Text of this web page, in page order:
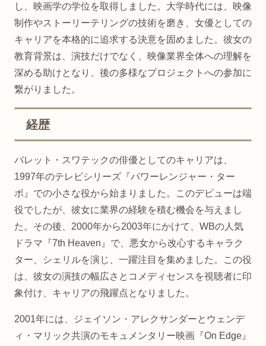
し、映画学の学位を取得しました。大学時代には、映像
制作やストーリーテリングの技術を磨き、女優としての
キャリアを本格的に追求する決意を固めました。彼女の
教育背景は、演技だけでなく、映像業界全体への理解を
深める助けとなり、後の多様なプロジェクトへの参加に
繋がりました。
経歴
バレット・スワテックの俳優としてのキャリアは、
1997年のテレビシリーズ『パワーレンジャー・ター
ボ』での小さな役から始まりました。このデビューは端
役でしたが、彼女に業界の経験を積む機会を与えまし
た。その後、2000年から2003年にかけて、WBの人気
ドラマ『7th Heaven』で、悪女から改心するキャラク
ター、シェリルを演じ、一躍注目を集めました。この役
は、彼女の演技の幅広さとコメディセンスを視聴者に印
象付け、キャリアの飛躍点となりました。
2001年には、ジェイソン・アレクサンダーとウェンデ
ィ・マリック共演のモキュメンタリー映画『On Edge』